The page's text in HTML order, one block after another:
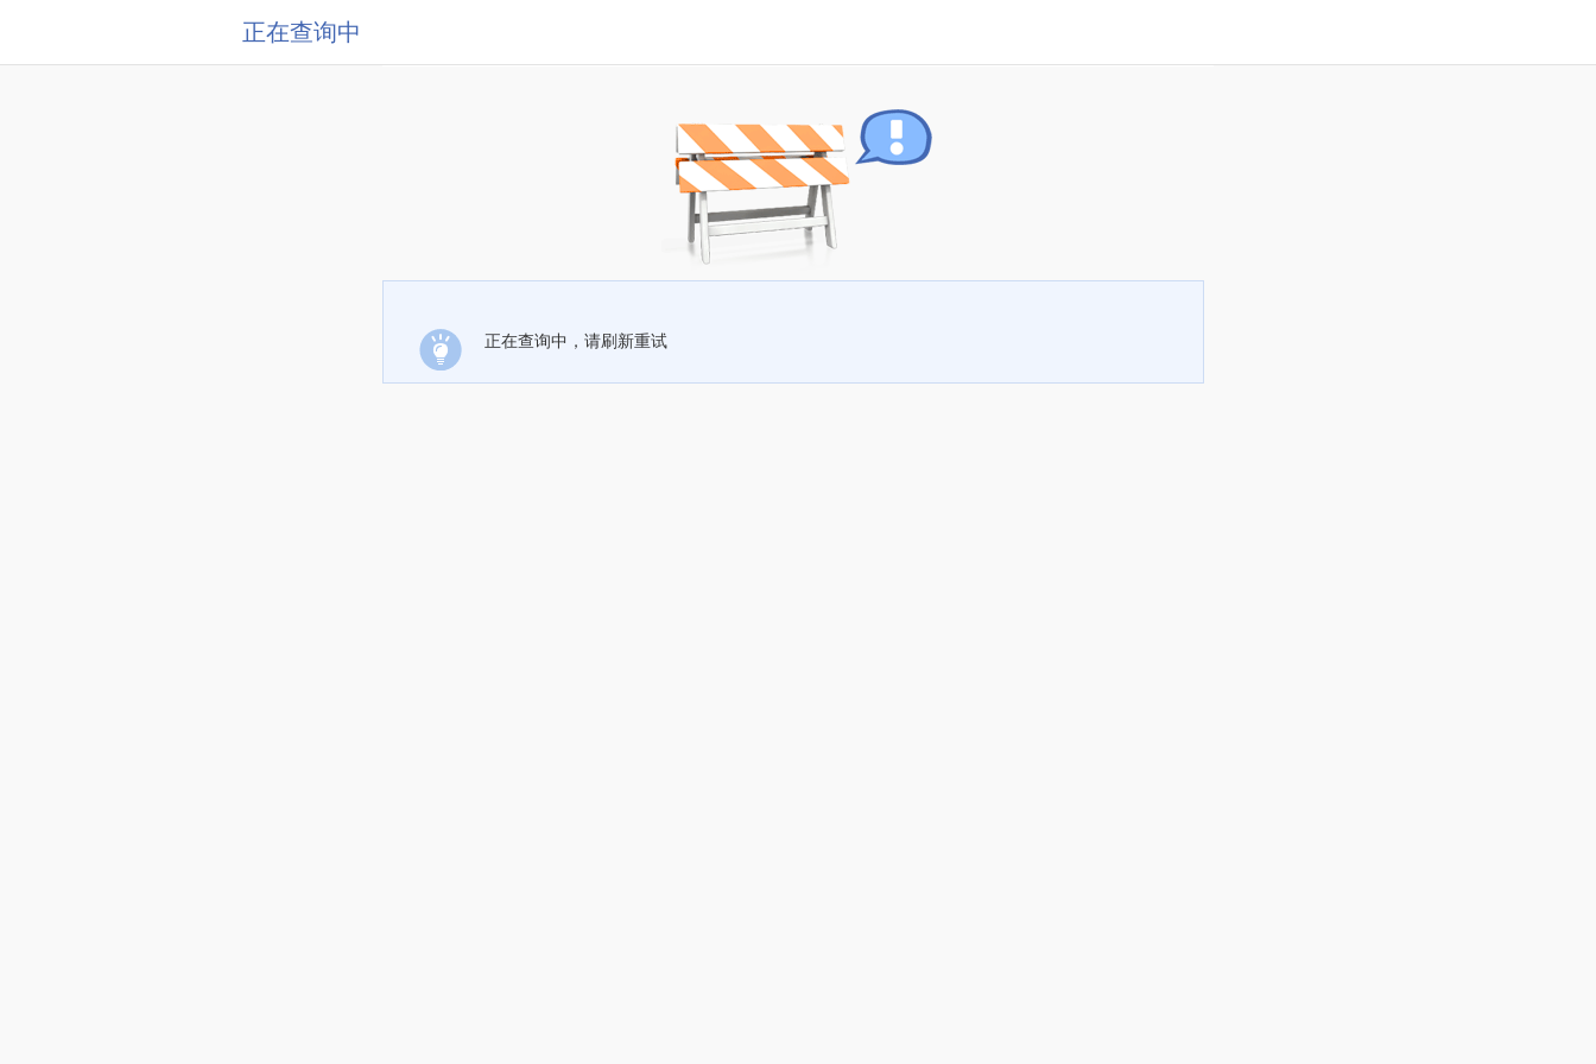
正在查询中
正在查询中，请刷新重试